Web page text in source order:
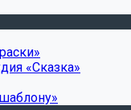
«Сказка»